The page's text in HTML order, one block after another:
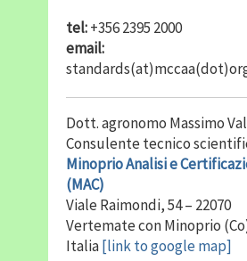
tel:+356 2395 2000
email:
Dott. agronomo Massimo
Consulente tecnico
Minoprio Analisi e
(MAC)
Viale Raimondi, 54 – 22070
Vertemate con Minoprio
Italia[link to google map]